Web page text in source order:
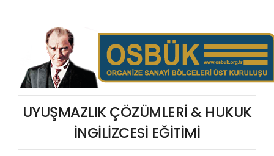
UYUŞMAZLIK ÇÖZÜMLERİ & HUKUK
İNGİLİZCESİ EĞİTİMİ